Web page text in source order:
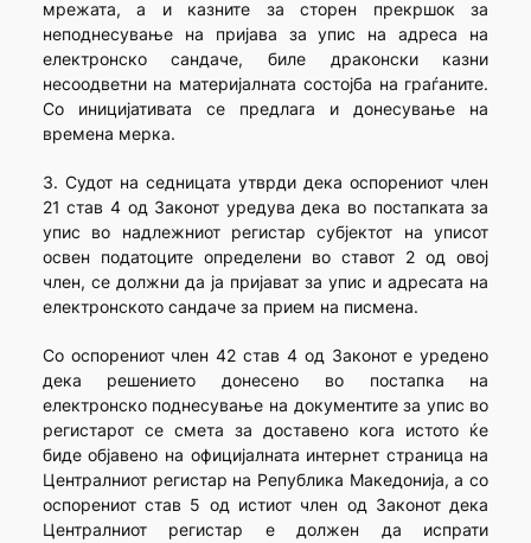
мрежата, а и казните за сторен прекршок за
неподнесување на пријава за упис на адреса на
електронско сандаче, биле драконски казни
несоодветни на материјалната состојба на граѓаните.
Со иницијативата се предлага и донесување на
времена мерка.
3. Судот на седницата утврди дека оспорениот член
21 став 4 од Законот уредува дека во постапката за
упис во надлежниот регистар субјектот на уписот
освен податоците определени во ставот 2 од овој
член, се должни да ја пријават за упис и адресата на
електронското сандаче за прием на писмена.
Со оспорениот член 42 став 4 од Законот е уредено
дека решението донесено во постапка на
електронско поднесување на документите за упис во
регистарот се смета за доставено кога истото ќе
биде објавено на официјалната интернет страница на
Централниот регистар на Република Македонија, а со
оспорениот став 5 од истиот член од Законот дека
Централниот регистар е должен да испрати